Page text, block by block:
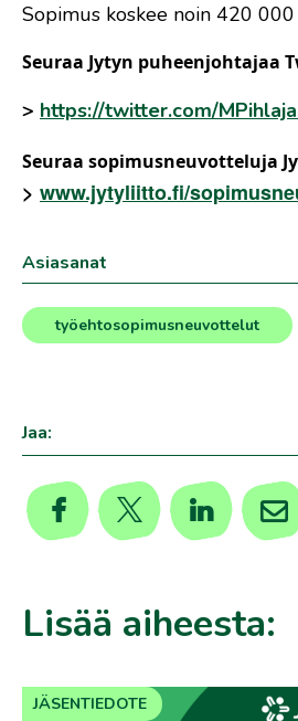
Sopimus koskee noin 420
Seuraa Jytyn puheenjohtajaa
> https://twitter.com/
Seuraa sopimusneuvotteluja
> www.jytyliitto.fi/
Asiasanat
työehtosopimusneuvottelut
Jaa:
Lisää aiheesta:
JÄSENTIEDOTE